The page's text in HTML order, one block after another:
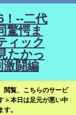
--二代
驚愕ま
ィック
たかっ
激闘編
閲覧、こちらのサービ
＞本日は足元が悪い中
す。